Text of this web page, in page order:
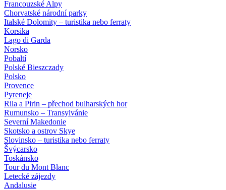
Francouzské Alpy
Chorvatské národní parky
Italské Dolomity – turistika nebo ferraty
Korsika
Lago di Garda
Norsko
Pobaltí
Polské Bieszczady
Polsko
Provence
Pyreneje
Rila a Pirin – přechod bulharských hor
Rumunsko – Transylvánie
Severní Makedonie
Skotsko a ostrov Skye
Slovinsko – turistika nebo ferraty
Švýcarsko
Toskánsko
Tour du Mont Blanc
Letecké zájezdy
Andalusie